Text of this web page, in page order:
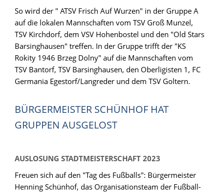
So wird der " ATSV Frisch Auf Wurzen" in der Gruppe A
auf die lokalen Mannschaften vom TSV Groß Munzel,
TSV Kirchdorf, dem VSV Hohenbostel und den "Old Stars
Barsinghausen" treffen. In der Gruppe trifft der "KS
Rokity 1946 Brzeg Dolny" auf die Mannschaften vom
TSV Bantorf, TSV Barsinghausen, den Oberligisten 1, FC
Germania Egestorf/Langreder und dem TSV Goltern.
BÜRGERMEISTER SCHÜNHOF HAT
GRUPPEN AUSGELOST
AUSLOSUNG STADTMEISTERSCHAFT 2023
Freuen sich auf den "Tag des Fußballs": Bürgermeister
Henning Schünhof, das Organisationsteam der Fußball-